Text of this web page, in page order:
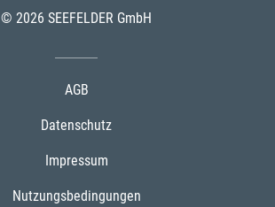
© 2026 SEEFELDER GmbH
AGB
Datenschutz
Impressum
Nutzungsbedingungen